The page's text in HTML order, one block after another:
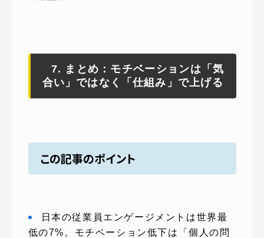
7. まとめ：モチベーションは「気
合い」ではなく「仕組み」で上げる
この記事のポイント
日本の従業員エンゲージメントは世界最
低の7%。モチベーション低下は「個人の問